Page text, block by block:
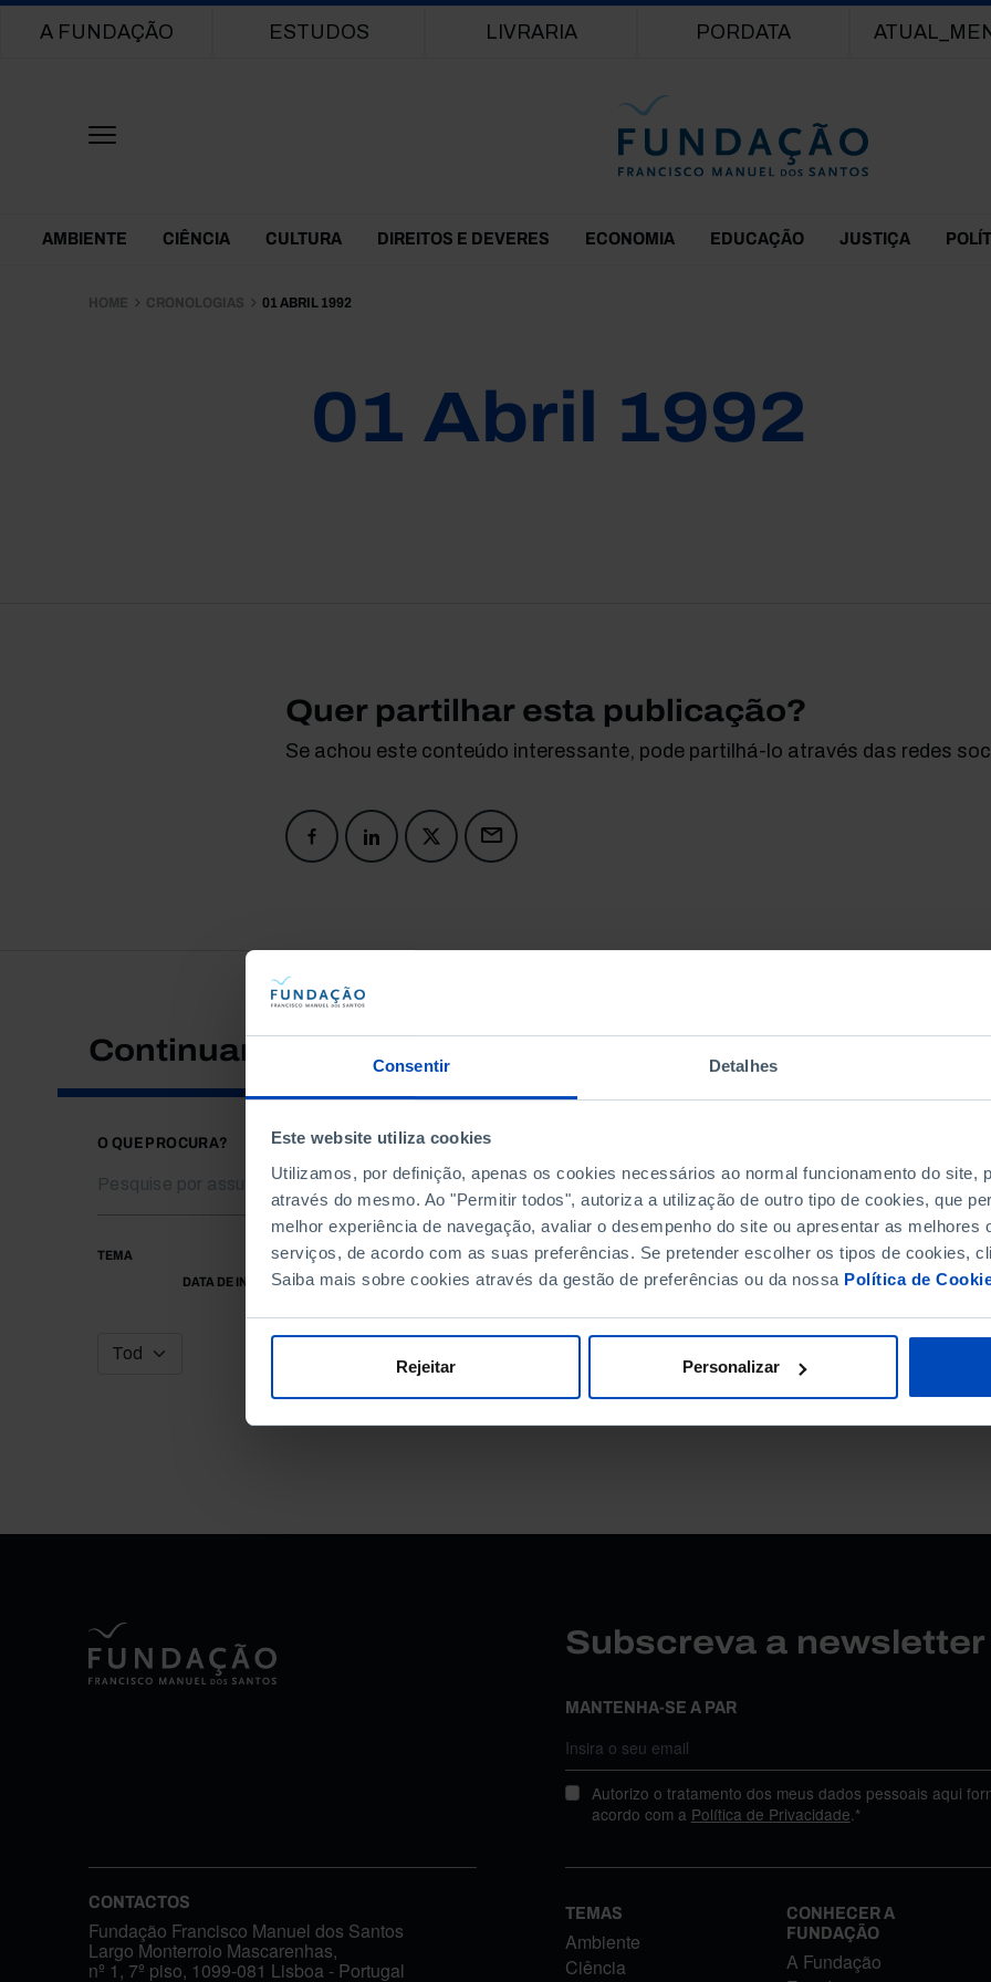
Consentir Detalhes
Este website utiliza cookies
Utilizamos, por definição, apenas os cookies necessários ao normal funcionamento do site,
através do mesmo. Ao "Permitir todos", autoriza a utilização de outro tipo de cookies, que
melhor experiência de navegação, avaliar o desempenho do site ou apresentar as melhores
serviços, de acordo com as suas preferências. Se pretender escolher os tipos de cookies,
Saiba mais sobre cookies através da gestão de preferências ou da nossa Política de
Rejeitar Personalizar
Main navigation
A FUNDAÇÃO ESTUDOS LIVRARIA PORDATA
Themes Menu
AMBIENTE CIÊNCIA CULTURA DIREITOS E DEVERES ECONOMIA EDUCAÇÃO JUSTIÇA
HOME CRONOLOGIAS 01 ABRIL 1992
01 Abril 1992
Quer partilhar esta publicação?
Se achou este conteúdo interessante, pode partilhá-lo através das redes
Continuar a pesquisar
O QUE PROCURA?
TEMA
DATA DE INÍCIO
DATA DE FIM
Subscreva a
MANTENHA-SE A PAR
Autorizo o tratamento dos meus dados pessoais aqui
acordo com a Política de Privacidade.*
CONTACTOS
Fundação Francisco Manuel dos Santos
Largo Monterroio Mascarenhas,
nº 1, 7º piso, 1099-081 Lisboa - Portugal
TEMAS
Ambiente
Ciência
CONHECER A
FUNDAÇÃO
A Fundação